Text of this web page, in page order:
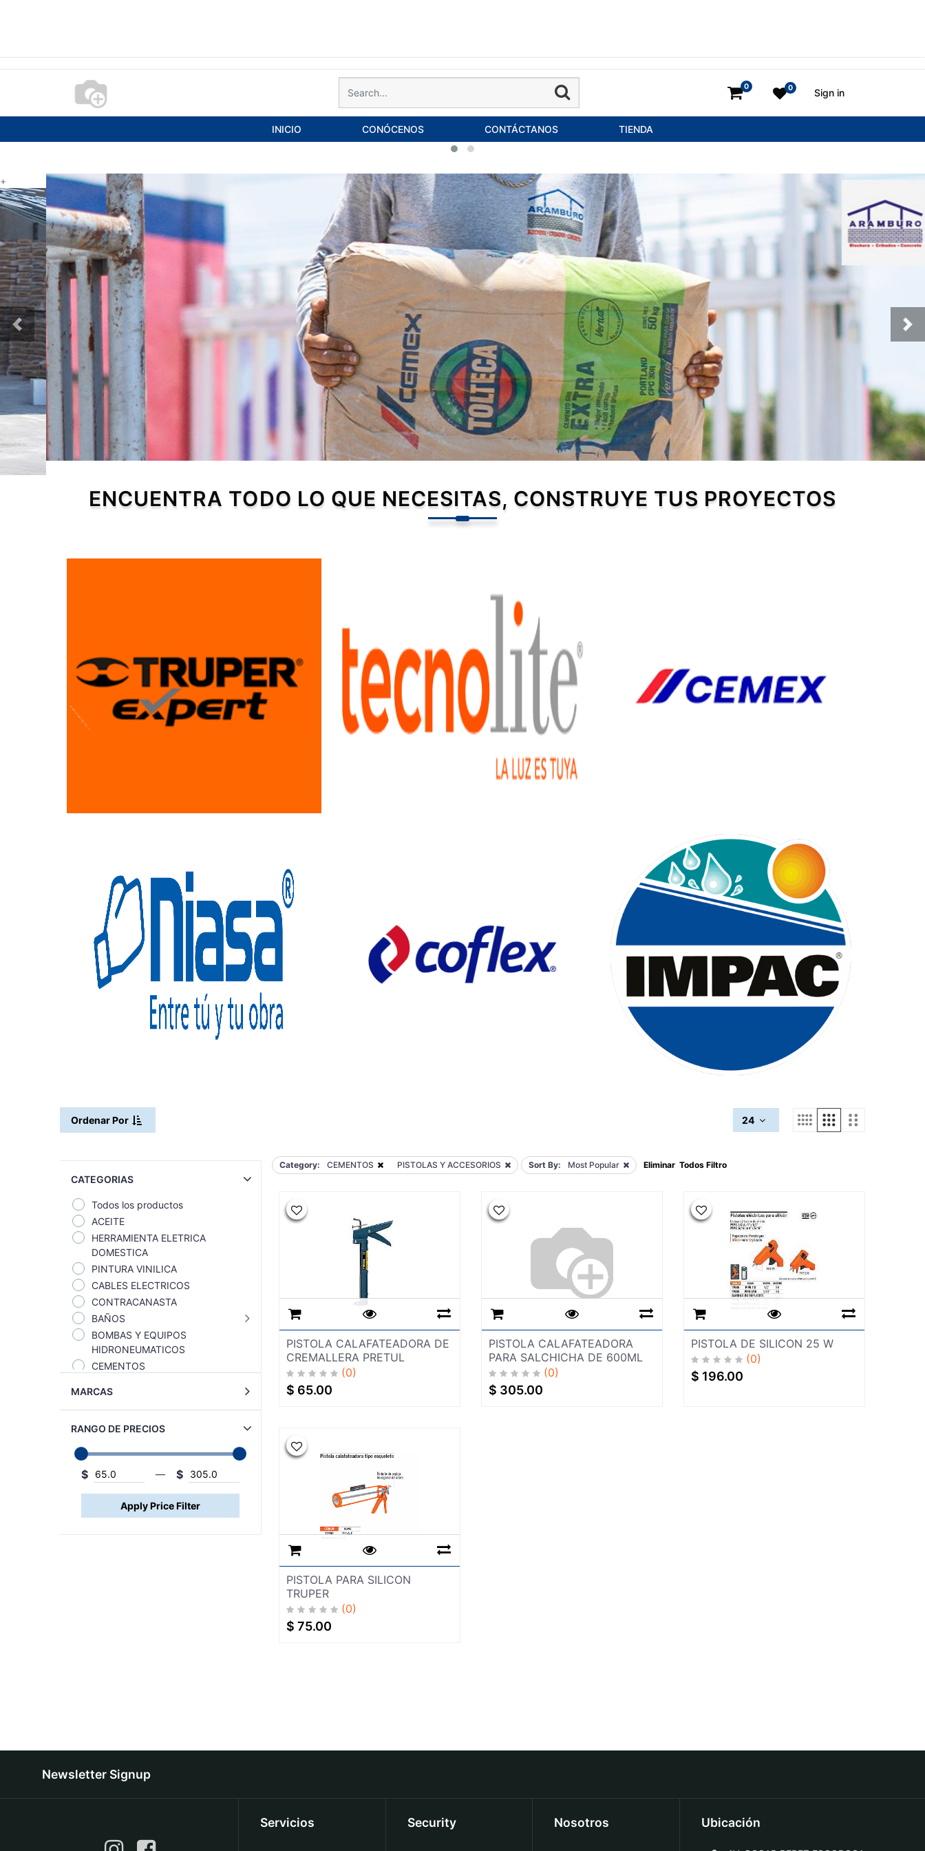
0 0 Sign in
INICIO CONÓCENOS CONTÁCTANOS TIENDA
ENCUENTRA TODO LO QUE NECESITAS, CONSTRUYE TUS PROYECTOS
Ordenar Por 24
MARCAS
RANGO DE PRECIOS
$ — $
CATEGORIAS
Todos los productos
ACEITE
HERRAMIENTA ELETRICA
DOMESTICA
PINTURA VINILICA
CABLES ELECTRICOS
CONTRACANASTA
BAÑOS
BOMBAS Y EQUIPOS
HIDRONEUMATICOS
CEMENTOS
HERRAMIENTAS
LIMPIEZA
PLOMERIA
RECUBRIMIENTOS Y PINTURAS
AGREGADO
BOQUILLAS
COLADERAS
Category: CEMENTOS PISTOLAS Y ACCESORIOS Sort By: Most Popular Eliminar Todos Filtro
PISTOLA CALAFATEADORA DE
CREMALLERA PRETUL
(0)
$ 65.00
PISTOLA CALAFATEADORA
PARA SALCHICHA DE 600ML
(0)
$ 305.00
PISTOLA DE SILICON 25 W
(0)
$ 196.00
PISTOLA PARA SILICON
TRUPER
(0)
$ 75.00
Newsletter Signup
Servicios Security Nosotros Ubicación